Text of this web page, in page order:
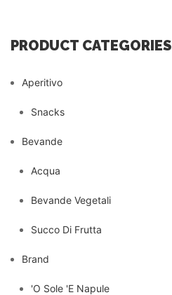
PRODUCT CATEGORIES
Aperitivo
Snacks
Bevande
Acqua
Bevande Vegetali
Succo Di Frutta
Brand
'O Sole 'E Napule